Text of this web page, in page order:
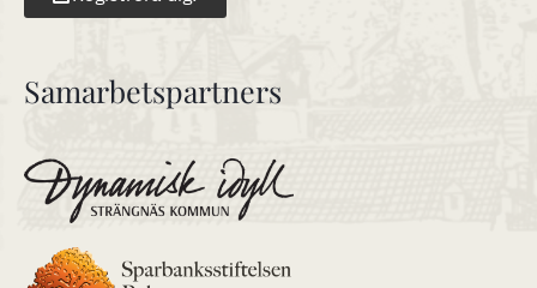
Samarbetspartners